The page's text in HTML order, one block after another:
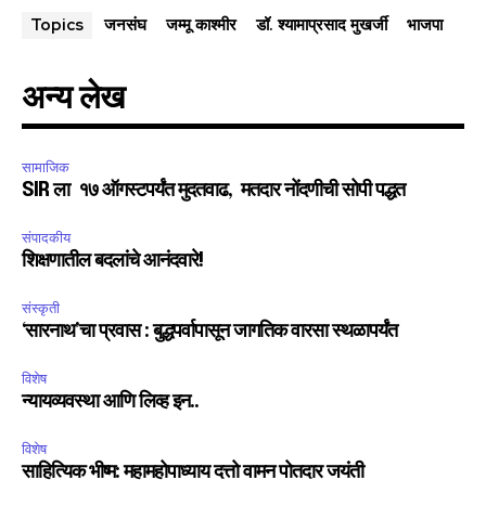
Topics जनसंघ जम्मू काश्मीर डॉ. श्यामाप्रसाद मुखर्जी भाजपा
अन्य लेख
सामाजिक
SIR ला १७ ऑगस्टपर्यंत मुदतवाढ, मतदार नोंदणीची सोपी पद्धत
संपादकीय
शिक्षणातील बदलांचे आनंदवारे!
संस्कृती
‘सारनाथ’चा प्रवास : बुद्धपर्वापासून जागतिक वारसा स्थळापर्यंत
विशेष
न्यायव्यवस्था आणि लिव्ह इन..
विशेष
साहित्यिक भीष्म: महामहोपाध्याय दत्तो वामन पोतदार जयंती